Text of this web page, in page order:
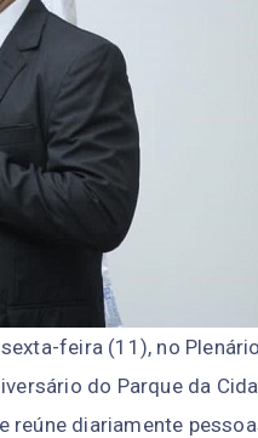
feira (11), no
do Parque da
reúne diariamente